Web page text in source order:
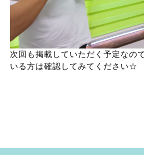
次回も掲載していただく予定なの
いる方は確認してみてください☆